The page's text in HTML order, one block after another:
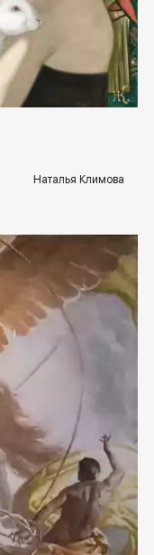
spb.rakovgallery.ru
Наталья Климова